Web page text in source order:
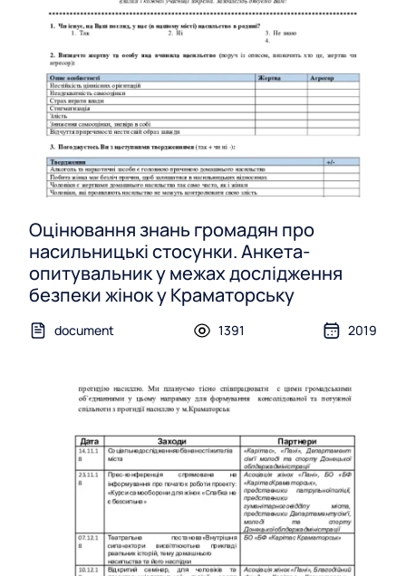
Оцінювання знань громадян про
насильницькі стосунки. Анкета-
опитувальник у межах дослідження
безпеки жінок у Краматорську
document 1391 2019